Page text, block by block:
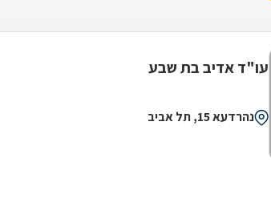
עו"ד אדיב בת שבע
נהרדעא 15, תל אביב